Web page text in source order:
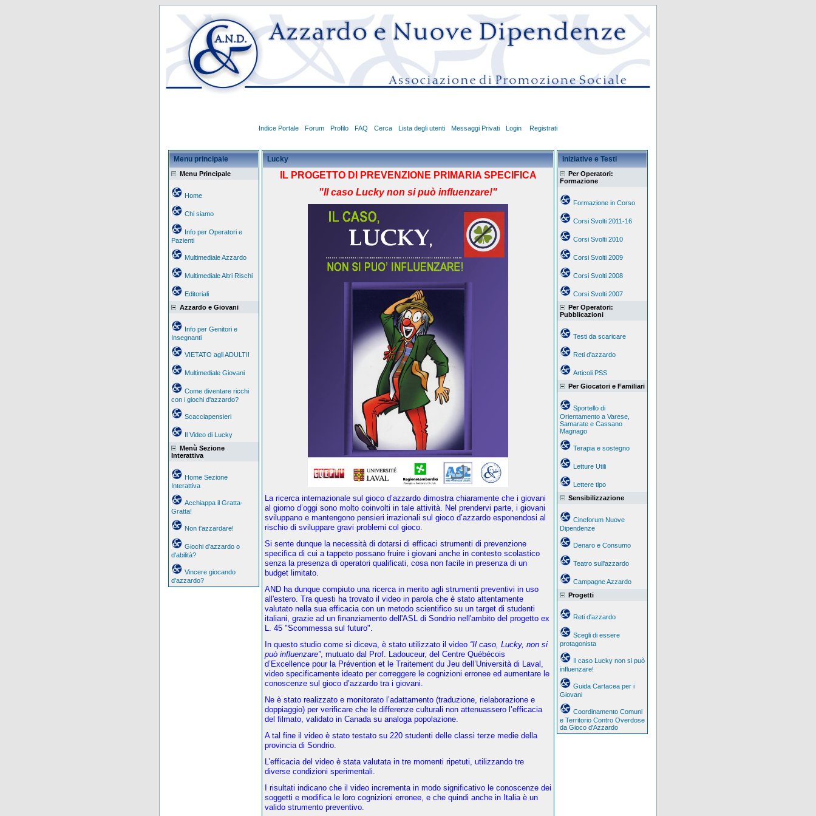
Indice Portale Forum Profilo FAQ Cerca Lista degli utenti Messaggi Privati Login Registrati
Menu principale
Menu Principale
Home
Chi siamo
Info per Operatori e
Pazienti
Multimediale Azzardo
Multimediale Altri Rischi
Editoriali
Azzardo e Giovani
Info per Genitori e
Insegnanti
VIETATO agli ADULTI!
Multimediale Giovani
Come diventare ricchi
con i giochi d'azzardo?
Scacciapensieri
Il Video di Lucky
Menù Sezione
Interattiva
Home Sezione
Interattiva
Acchiappa il Gratta-
Gratta!
Non t'azzardare!
Giochi d'azzardo o
d'abilità?
Vincere giocando
d'azzardo?
Lucky
IL PROGETTO DI PREVENZIONE PRIMARIA SPECIFICA
"Il caso Lucky non si può influenzare!"
La ricerca internazionale sul gioco d’azzardo dimostra chiaramente che i giovani
al giorno d’oggi sono molto coinvolti in tale attività. Nel prendervi parte, i giovani
sviluppano e mantengono pensieri irrazionali sul gioco d’azzardo esponendosi al
rischio di sviluppare gravi problemi col gioco.
Si sente dunque la necessità di dotarsi di efficaci strumenti di prevenzione
specifica di cui a tappeto possano fruire i giovani anche in contesto scolastico
senza la presenza di operatori qualificati, cosa non facile in presenza di un
budget limitato.
AND ha dunque compiuto una ricerca in merito agli strumenti preventivi in uso
all'estero. Tra questi ha trovato il video in parola che è stato attentamente
valutato nella sua efficacia con un metodo scientifico su un target di studenti
italiani, grazie ad un finanziamento dell'ASL di Sondrio nell'ambito del progetto ex
L. 45 "Scommessa sul futuro".
In questo studio come si diceva, è stato utilizzato il video “Il caso, Lucky, non si
può influenzare”, mutuato dal Prof. Ladouceur, del Centre Québécois
d’Excellence pour la Prévention et le Traitement du Jeu dell’Università di Laval,
video specificamente ideato per correggere le cognizioni erronee ed aumentare le
conoscenze sul gioco d’azzardo tra i giovani.
Ne è stato realizzato e monitorato l’adattamento (traduzione, rielaborazione e
doppiaggio) per verificare che le differenze culturali non attenuassero l’efficacia
del filmato, validato in Canada su analoga popolazione.
A tal fine il video è stato testato su 220 studenti delle classi terze medie della
provincia di Sondrio.
L’efficacia del video è stata valutata in tre momenti ripetuti, utilizzando tre
diverse condizioni sperimentali.
I risultati indicano che il video incrementa in modo significativo le conoscenze dei
soggetti e modifica le loro cognizioni erronee, e che quindi anche in Italia è un
valido strumento preventivo.
Iniziative e Testi
Per Operatori:
Formazione
Formazione in Corso
Corsi Svolti 2011-16
Corsi Svolti 2010
Corsi Svolti 2009
Corsi Svolti 2008
Corsi Svolti 2007
Per Operatori:
Pubblicazioni
Testi da scaricare
Reti d'azzardo
Articoli PSS
Per Giocatori e Familiari
Sportello di
Orientamento a Varese,
Samarate e Cassano
Magnago
Terapia e sostegno
Letture Utili
Lettere tipo
Sensibilizzazione
Cineforum Nuove
Dipendenze
Denaro e Consumo
Teatro sull'azzardo
Campagne Azzardo
Progetti
Reti d'azzardo
Scegli di essere
protagonista
Il caso Lucky non si può
influenzare!
Guida Cartacea per i
Giovani
Coordinamento Comuni
e Territorio Contro Overdose
da Gioco d'Azzardo